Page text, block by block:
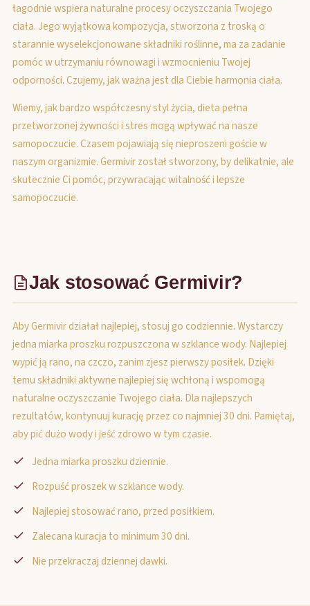
łagodnie wspiera naturalne procesy oczyszczania Twojego
ciała. Jego wyjątkowa kompozycja, stworzona z troską o
starannie wyselekcjonowane składniki roślinne, ma za zadanie
pomóc w utrzymaniu równowagi i wzmocnieniu Twojej
odporności. Czujemy, jak ważna jest dla Ciebie harmonia ciała.
Wiemy, jak bardzo współczesny styl życia, dieta pełna
przetworzonej żywności i stres mogą wpływać na nasze
samopoczucie. Czasem pojawiają się nieproszeni goście w
naszym organizmie. Germivir został stworzony, by delikatnie, ale
skutecznie Ci pomóc, przywracając witalność i lepsze
samopoczucie.
Jak stosować Germivir?
Aby Germivir działał najlepiej, stosuj go codziennie. Wystarczy
jedna miarka proszku rozpuszczona w szklance wody. Najlepiej
wypić ją rano, na czczo, zanim zjesz pierwszy posiłek. Dzięki
temu składniki aktywne najlepiej się wchłoną i wspomogą
naturalne oczyszczanie Twojego ciała. Dla najlepszych
rezultatów, kontynuuj kurację przez co najmniej 30 dni. Pamiętaj,
aby pić dużo wody i jeść zdrowo w tym czasie.
Jedna miarka proszku dziennie.
Rozpuść proszek w szklance wody.
Najlepiej stosować rano, przed posiłkiem.
Zalecana kuracja to minimum 30 dni.
Nie przekraczaj dziennej dawki.